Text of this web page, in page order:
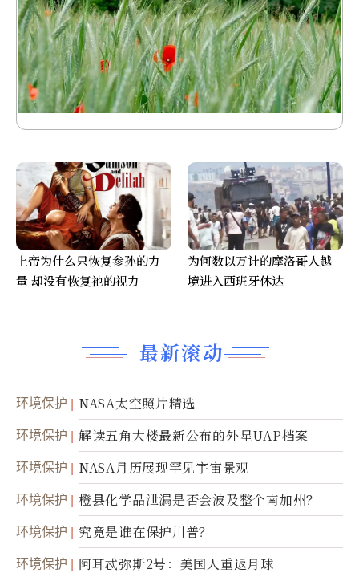
最新滚动
环境保护 NASA太空照片精选
环境保护 解读五角大楼最新公布的外星UAP档案
环境保护 NASA月历展现罕见宇宙景观
环境保护 橙县化学品泄漏是否会波及整个南加州？
环境保护 究竟是谁在保护川普？
环境保护 阿耳忒弥斯2号：美国人重返月球
上帝为什么只恢复参孙的力
量 却没有恢复祂的视力
为何数以万计的摩洛哥人越
境进入西班牙休达